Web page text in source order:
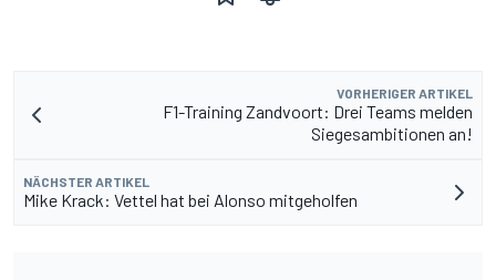
VORHERIGER ARTIKEL
F1-Training Zandvoort: Drei Teams melden
Siegesambitionen an!
NÄCHSTER ARTIKEL
Mike Krack: Vettel hat bei Alonso mitgeholfen